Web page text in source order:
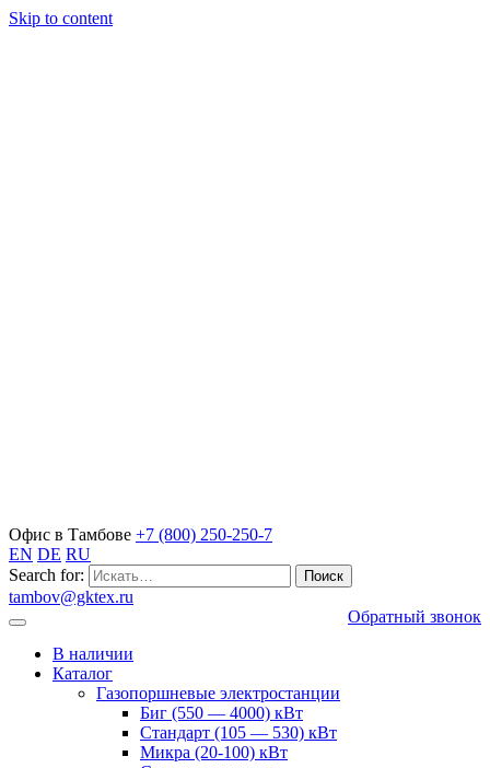
Skip to content
Офис в Тамбове +7 (800) 250-250-7
EN DE RU
Search for:
tambov@gktex.ru
Обратный звонок
В наличии
Каталог
Газопоршневые электростанции
Биг (550 — 4000) кВт
Стандарт (105 — 530) кВт
Микра (20-100) кВт